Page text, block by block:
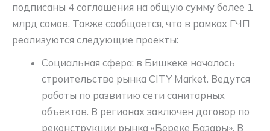
подписаны 4 соглашения на общую сумму более 1
млрд сомов. Также сообщается, что в рамках ГЧП
реализуются следующие проекты:
Социальная сфера: в Бишкеке началось
строительство рынка CITY Market. Ведутся
работы по развитию сети санитарных
объектов. В регионах заключен договор по
реконструкции рынка «Береке Базары». В